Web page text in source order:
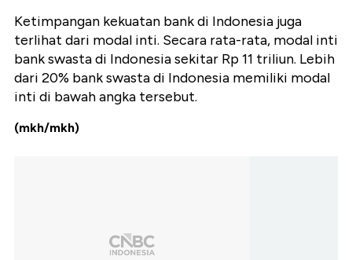
Ketimpangan kekuatan bank di Indonesia juga
terlihat dari modal inti. Secara rata-rata, modal inti
bank swasta di Indonesia sekitar Rp 11 triliun. Lebih
dari 20% bank swasta di Indonesia memiliki modal
inti di bawah angka tersebut.
(mkh/mkh)